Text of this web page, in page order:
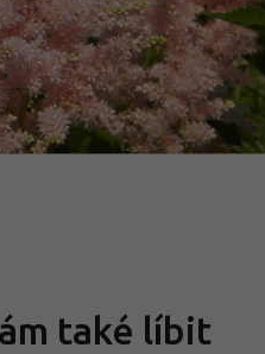
také líbit